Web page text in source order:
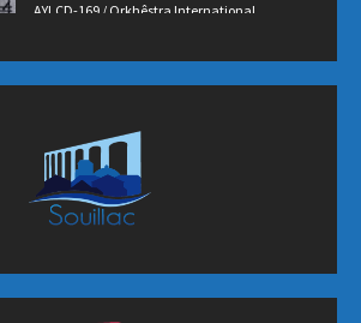
AYLCD-169 / Orkhêstra International